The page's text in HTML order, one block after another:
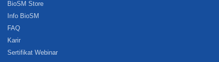
BioSM Store
Info BioSM
FAQ
Karir
Sertifikat Webinar